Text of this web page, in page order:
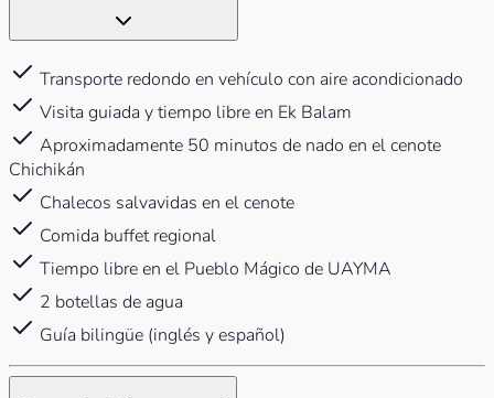
Transporte redondo en vehículo con aire acondicionado
Visita guiada y tiempo libre en Ek Balam
Aproximadamente 50 minutos de nado en el cenote
Chichikán
Chalecos salvavidas en el cenote
Comida buffet regional
Tiempo libre en el Pueblo Mágico de UAYMA
2 botellas de agua
Guía bilingüe (inglés y español)